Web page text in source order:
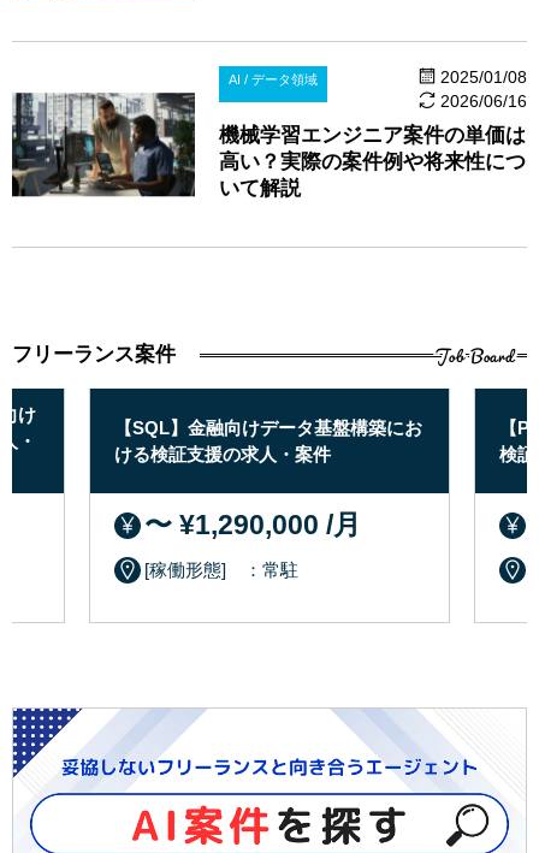
AI / データ領域
2025/01/08
2026/06/16
機械学習エンジニア案件の単価は
高い？実際の案件例や将来性につ
いて解説
フリーランス案件 Job Board
け
・
【SQL】金融向けデータ基盤構築にお
ける検証支援の求人・案件
〜 ¥1,290,000 /月
[稼働形態] ：常駐
【
検